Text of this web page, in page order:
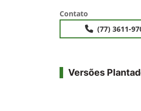
Contato
(77) 3611-
Versões